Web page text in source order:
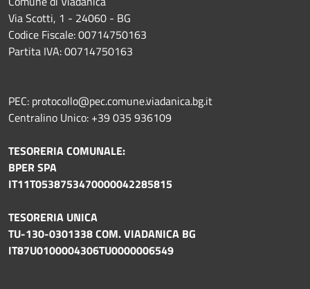
Via Scotti, 1 - 24060 - BG
Codice Fiscale: 00714750163
Partita IVA: 00714750163
PEC: protocollo@pec.comune.viadanica.bg.it
Centralino Unico: +39 035 936109
TESORERIA COMUNALE:
BPER SPA
IT11T0538753470000042285815
TESORERIA UNICA
TU-130-0301338 COM. VIADANICA BG
IT87U0100004306TU0000006549